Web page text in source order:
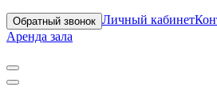
Обратный звонок Личный кабинет
Аренда зала